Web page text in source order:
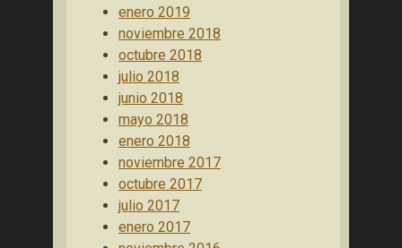
enero 2019
noviembre 2018
octubre 2018
julio 2018
junio 2018
mayo 2018
enero 2018
noviembre 2017
octubre 2017
julio 2017
enero 2017